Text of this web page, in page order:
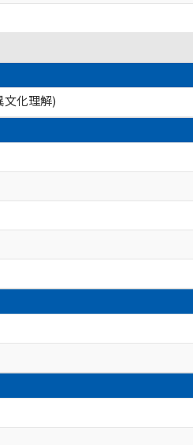
文化理解)